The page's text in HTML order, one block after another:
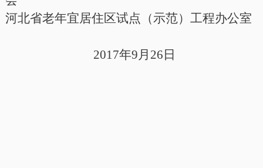
河北省老年宜居住区试点（示范）工程办公室
2017年9月26日